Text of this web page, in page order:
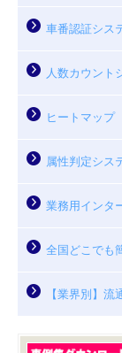
車番認証シス
人数カウント
ヒートマップ
属性判定シス
業務用インタ
全国どこでも
【業界別】